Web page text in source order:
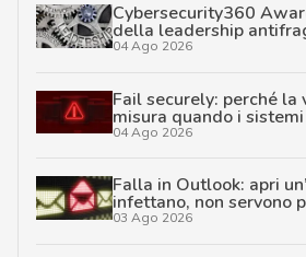
Cybersecurity360
della leadership
04 Ago 2026
Fail securely: perché la
misura quando i
04 Ago 2026
Falla in Outlook: apri
infettano, non servono
03 Ago 2026